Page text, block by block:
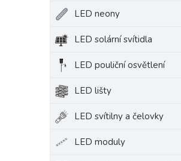
LED neony
LED solární svítidla
LED pouliční osvětlení
LED lišty
LED svítilny a čelovky
LED moduly